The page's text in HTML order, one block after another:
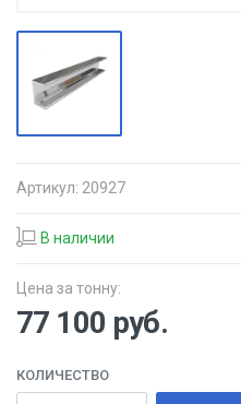
Артикул: 20927
В наличии
Цена за тонну:
77 100 руб.
КОЛИЧЕСТВО